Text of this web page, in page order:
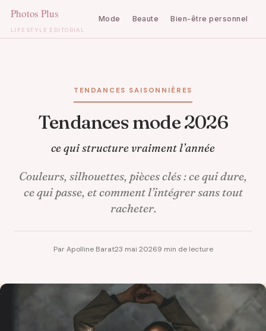
LIFESTYLE ÉDITORIAL
Mode Beaute Bien-être personnel
TENDANCES SAISONNIÈRES
Tendances mode 2026
ce qui structure vraiment l’année
Couleurs, silhouettes, pièces clés : ce qui dure,
ce qui passe, et comment l’intégrer sans tout
racheter.
Par Apolline Barat23 mai 20269 min de lecture